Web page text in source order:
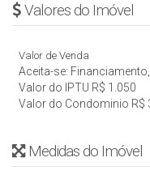
Valores do Imóvel
Valor de Venda
Aceita-se:
Valor do IPTU R$ 1.050
Valor do Condominio R$
Medidas do Imóvel